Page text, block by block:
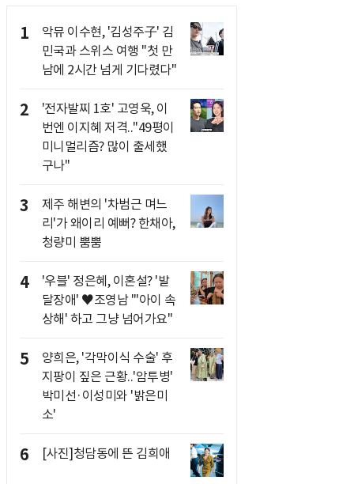
1
악뮤 이수현, '김성주子' 김
민국과 스위스 여행 "첫 만
남에 2시간 넘게 기다렸다"
2
'전자발찌 1호' 고영욱, 이
번엔 이지혜 저격.."49평이
미니멀리즘? 많이 출세했
구나"
3
제주 해변의 '차범근 며느
리'가 왜이리 예뻐? 한채아,
청량미 뿜뿜
4
'우블' 정은혜, 이혼설? '발
달장애' ♥조영남 "'아이 속
상해' 하고 그냥 넘어가요"
5
양희은, '각막이식 수술' 후
지팡이 짚은 근황..'암투병'
박미선·이성미와 '밝은미
소'
6 [사진]청담동에 뜬 김희애